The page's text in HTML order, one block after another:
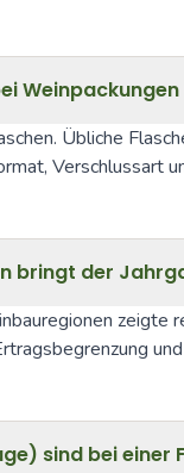
Übliche
Verschlussart
bringt der
zeigte
sind bei einer